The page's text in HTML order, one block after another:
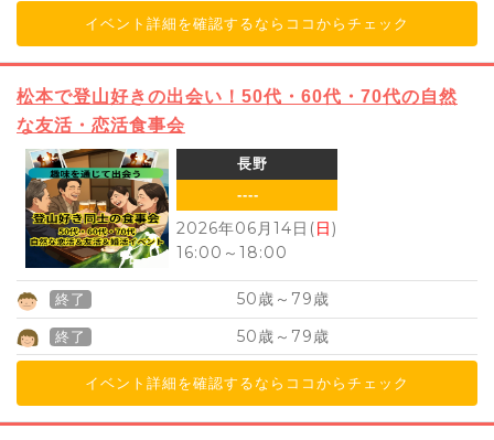
イベント詳細を確認するならココからチェック
松本で登山好きの出会い！50代・60代・70代の自然
な友活・恋活食事会
長野
----
2026年06月14日(日)
16:00 ～ 18:00
終了 50歳～ 79歳
終了 50歳～ 79歳
イベント詳細を確認するならココからチェック